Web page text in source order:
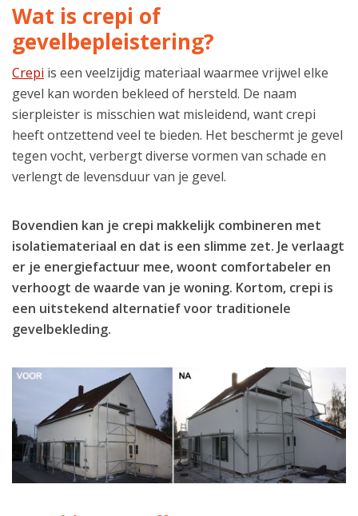
Wat is crepi of
gevelbepleistering?
Crepi is een veelzijdig materiaal waarmee vrijwel elke
gevel kan worden bekleed of hersteld. De naam
sierpleister is misschien wat misleidend, want crepi
heeft ontzettend veel te bieden. Het beschermt je gevel
tegen vocht, verbergt diverse vormen van schade en
verlengt de levensduur van je gevel.
Bovendien kan je crepi makkelijk combineren met
isolatiemateriaal en dat is een slimme zet. Je verlaagt
er je energiefactuur mee, woont comfortabeler en
verhoogt de waarde van je woning. Kortom, crepi is
een uitstekend alternatief voor traditionele
gevelbekleding.